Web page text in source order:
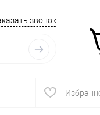
звонок